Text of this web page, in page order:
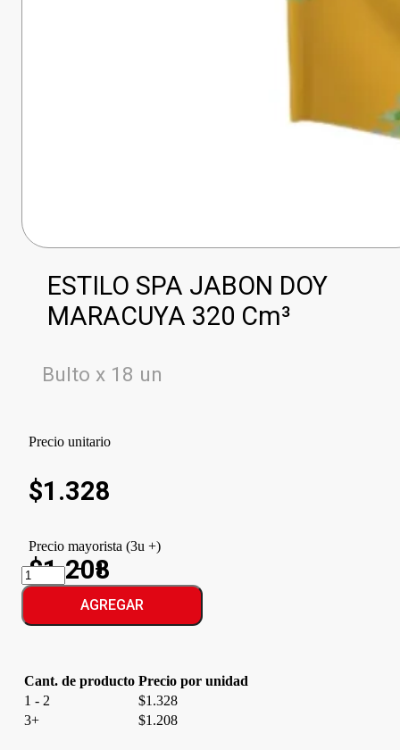
ESTILO SPA JABON DOY
MARACUYA 320 Cm³
Bulto x 18 un
Precio unitario
$1.328
Precio mayorista (3u +)
$1.208
ESTILO
SPA
JABON
MARACUYA
AGREGAR
Cant. de producto Precio por unidad
1 - 2
$1.328
3+
$1.208